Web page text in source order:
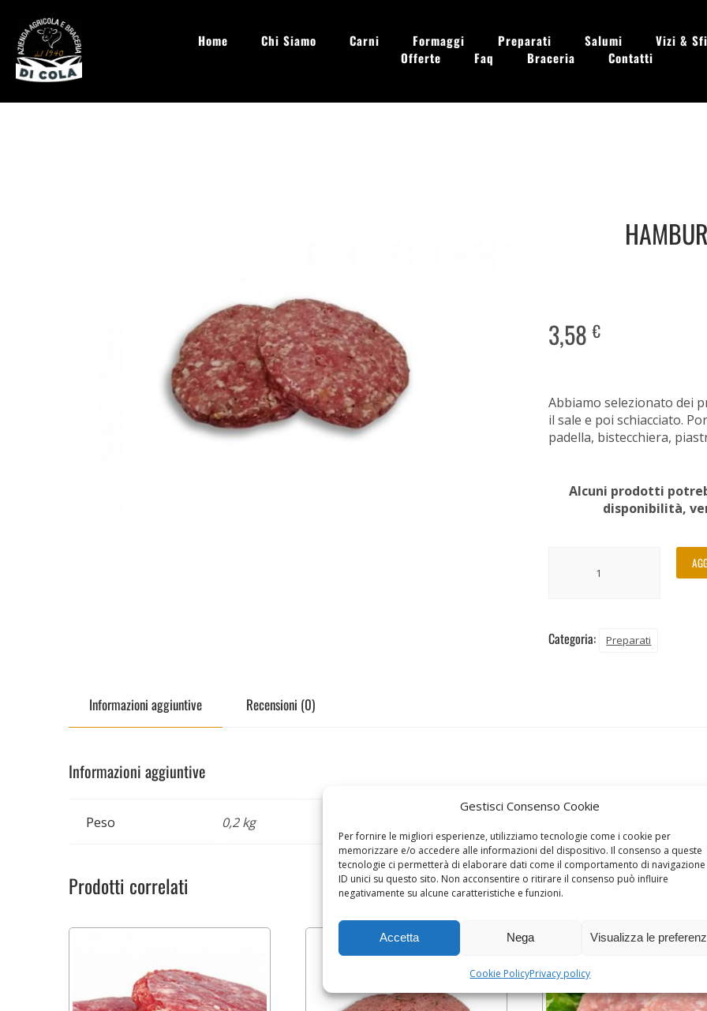
Gestisci Consenso Cookie
Per fornire le migliori esperienze, utilizziamo tecnologie come i cookie per
memorizzare e/o accedere alle informazioni del dispositivo. Il consenso a queste
tecnologie ci permetterà di elaborare dati come il comportamento di
ID unici su questo sito. Non acconsentire o ritirare il consenso può influire
negativamente su alcune caratteristiche e funzioni.
Accetta Nega Visualizza le
Cookie PolicyPrivacy policy
Home Chi Siamo Carni Formaggi Preparati Salumi
Vizi &
Offerte
Faq Braceria Contatti
3,58€
Abbiamo selezionato dei
il sale e poi schiacciato.
padella, bistecchiera,
Alcuni prodotti
disponibilità,
Categoria: Preparati
Informazioni aggiuntive Recensioni (0)
Informazioni aggiuntive
Peso 0,2 kg
Prodotti correlati